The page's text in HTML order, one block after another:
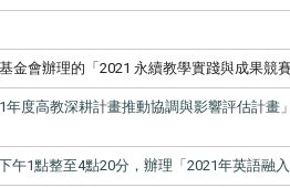
金會辦理的「2021 永續教學實踐與成果競
年度高教深耕計畫推動協調與影響評估計畫
午1點整至4點20分，辦理「2021年英語融